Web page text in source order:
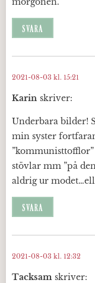
SVARA
Karin skriver:
2021-08-03 kl. 15:21
Underbara bilder!
min syster
stövlar mm ”på
aldrig ur
SVARA
Tacksam skriver:
2021-08-03 kl. 12:32